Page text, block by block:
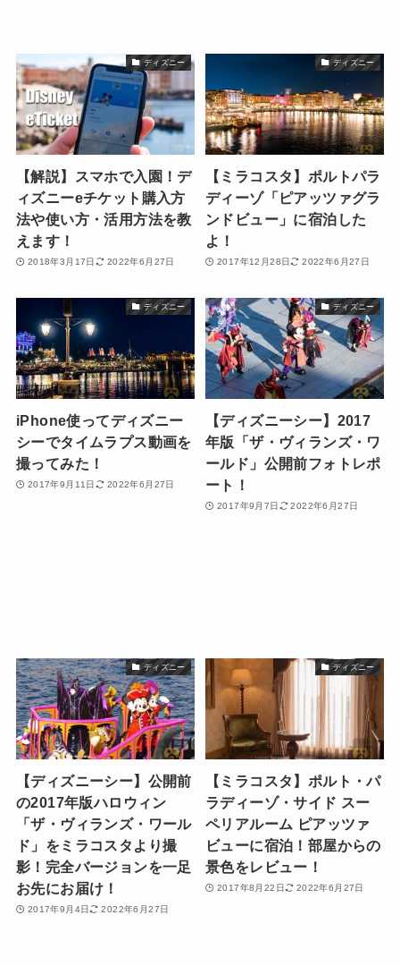
ディズニー
【解説】スマホで入園！デ
ィズニーeチケット購入方
法や使い方・活用方法を教
えます！
2018年3月17日 2022年6月27日
ディズニー
【ミラコスタ】ポルトパラ
ディーゾ「ピアッツァグラ
ンドビュー」に宿泊した
よ！
2017年12月28日 2022年6月27日
ディズニー
iPhone使ってディズニー
シーでタイムラプス動画を
撮ってみた！
2017年9月11日 2022年6月27日
ディズニー
【ディズニーシー】2017
年版「ザ・ヴィランズ・ワ
ールド」公開前フォトレポ
ート！
2017年9月7日 2022年6月27日
ディズニー
【ディズニーシー】公開前
の2017年版ハロウィン
「ザ・ヴィランズ・ワール
ド」をミラコスタより撮
影！完全バージョンを一足
お先にお届け！
2017年9月4日 2022年6月27日
ディズニー
【ミラコスタ】ポルト・パ
ラディーゾ・サイド スー
ペリアルーム ピアッツァ
ビューに宿泊！部屋からの
景色をレビュー！
2017年8月22日 2022年6月27日